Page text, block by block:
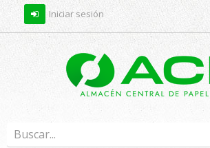
Iniciar sesión